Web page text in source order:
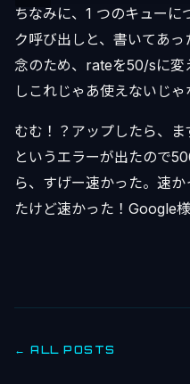
ちなみに、1 つのキュー
ク呼び出しと、書いてあっ
念のため、rateを50/sに変
しこれじゃあ使えないじゃ
むむ！？アップしたら、
というエラーが出たので
ら、すげー速かった。速
たけど速かった！Google様
← ALL POSTS